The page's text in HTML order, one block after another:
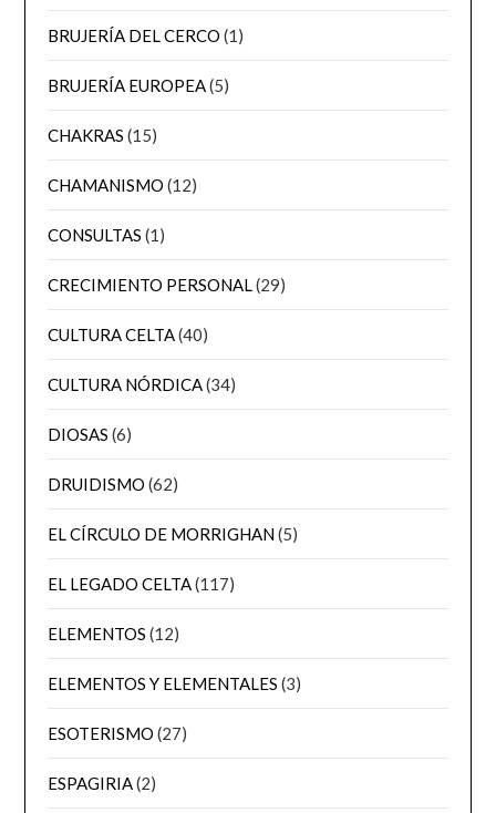
BRUJERÍA DEL CERCO (1)
BRUJERÍA EUROPEA(5)
CHAKRAS (15)
CHAMANISMO (12)
CONSULTAS (1)
CRECIMIENTO PERSONAL(29)
CULTURA CELTA(40)
CULTURA NÓRDICA(34)
DIOSAS (6)
DRUIDISMO (62)
EL CÍRCULO DE MORRIGHAN(5)
EL LEGADO CELTA(117)
ELEMENTOS (12)
ELEMENTOS Y ELEMENTALES (3)
ESOTERISMO (27)
ESPAGIRIA(2)